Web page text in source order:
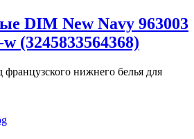
DIM New Navy 963003
(3245833564368)
нижнего белья для